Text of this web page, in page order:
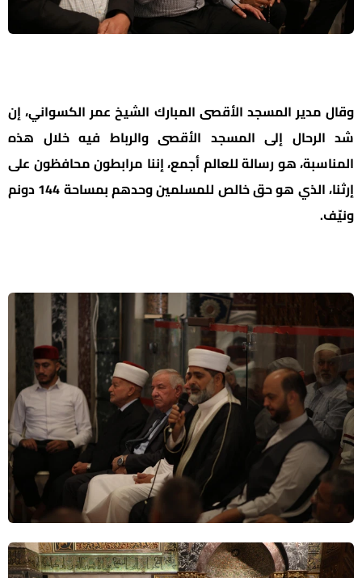
وقال مدير المسجد الأقصى المبارك الشيخ عمر الكسواني، إن
شد الرحال إلى المسجد الأقصى والرباط فيه خلال هذه
المناسبة، هو رسالة للعالم أجمع، إننا مرابطون محافظون على
إرثنا، الذي هو حق خالص للمسلمين وحدهم بمساحة 144 دونم
ونيّف.